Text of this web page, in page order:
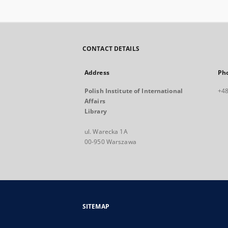
CONTACT DETAILS
Address
Polish Institute of International
Affairs
Library
ul. Warecka 1A
00-950 Warszawa
SITEMAP